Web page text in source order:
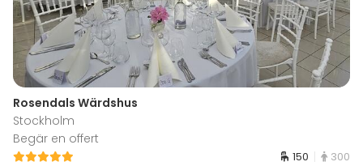
Rosendals Wärdshus
Stockholm
Begär en offert
150 300